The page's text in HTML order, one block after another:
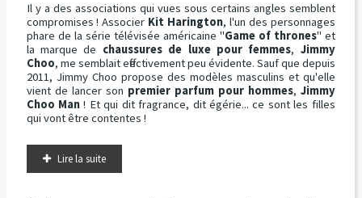
Il y a des associations qui vues sous certains angles semblent
compromises ! Associer Kit Harington, l'un des personnages
phare de la série télévisée américaine "Game of thrones" et
la marque de chaussures de luxe pour femmes, Jimmy
Choo, me semblait effectivement peu évidente. Sauf que depuis
2011, Jimmy Choo propose des modèles masculins et qu'elle
vient de lancer son premier parfum pour hommes, Jimmy
Choo Man! Et qui dit fragrance, dit égérie... ce sont les filles
qui vont être contentes !
Lire la suite